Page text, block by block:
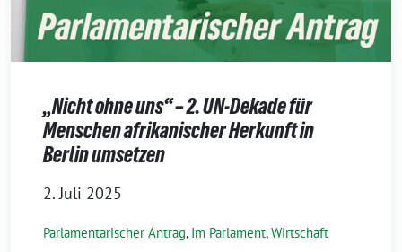
„Nicht ohne uns“ – 2. UN-Dekade für
Menschen afrikanischer Herkunft in
Berlin umsetzen
2. Juli 2025
Parlamentarischer Antrag, Im Parlament,Wirtschaft